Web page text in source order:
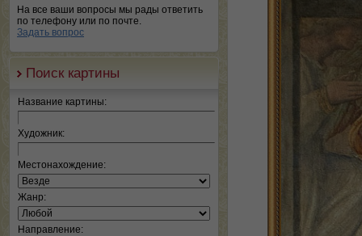
На все ваши вопросы мы рады ответить
по телефону или по почте.
Задать вопрос
Поиск картины
Название картины:
Художник:
Местонахождение:
Жанр:
Направление: